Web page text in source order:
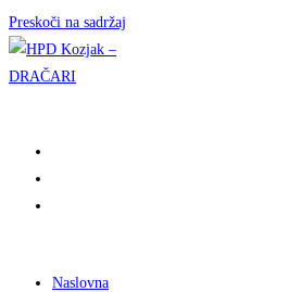
Preskoči na sadržaj
Naslovna